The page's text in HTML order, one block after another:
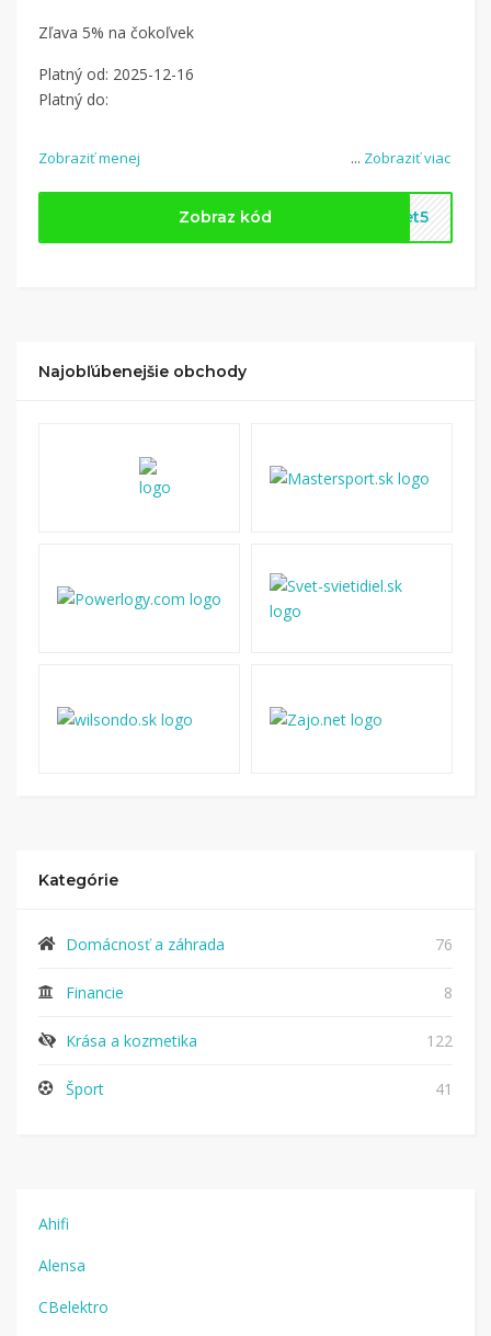
... Zobraziť viac
Zľava 5% na čokoľvek
Platný od: 2025-12-16
Platný do:
Zobraziť menej
Zobraz kód net5
Najobľúbenejšie obchody
Kategórie
Domácnosť a záhrada 76
Financie 8
Krása a kozmetika 122
Šport 41
Ahifi
Alensa
CBelektro